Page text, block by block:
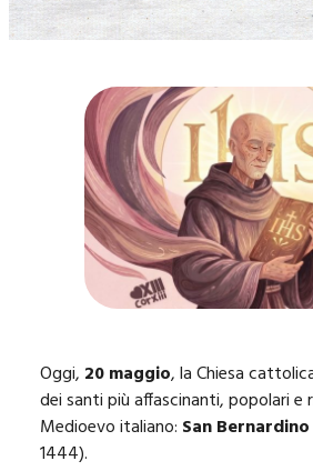
Oggi, 20 maggio, la Chiesa
dei santi più affascinanti, popolari e
Medioevo italiano: San
1444).